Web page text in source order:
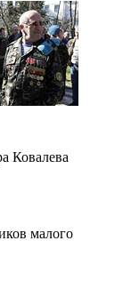
Ковалева
малого